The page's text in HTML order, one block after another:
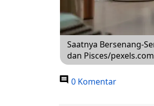
Saatnya Bersenang-
dan Pisces/pexels.com
0 Komentar